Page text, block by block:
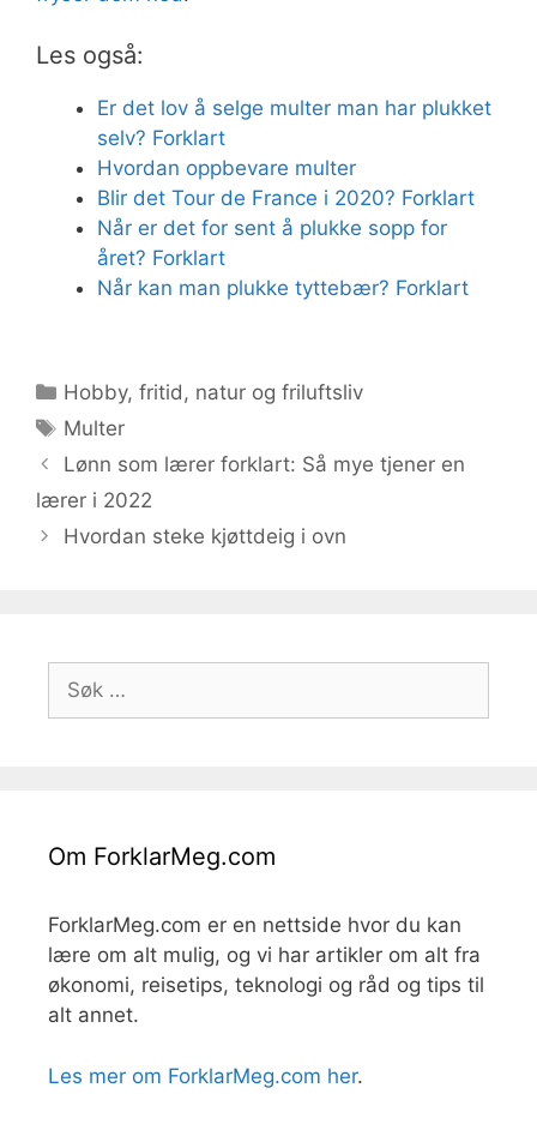
Les også:
Er det lov å selge multer man har plukket
selv? Forklart
Hvordan oppbevare multer
Blir det Tour de France i 2020? Forklart
Når er det for sent å plukke sopp for
året? Forklart
Når kan man plukke tyttebær? Forklart
Kategorier
Hobby, fritid, natur og friluftsliv
Stikkord
Multer
Lønn som lærer forklart: Så mye tjener en
lærer i 2022
Hvordan steke kjøttdeig i ovn
Søk
etter:
Om ForklarMeg.com
ForklarMeg.com er en nettside hvor du kan
lære om alt mulig, og vi har artikler om alt fra
økonomi, reisetips, teknologi og råd og tips til
alt annet.
Les mer om ForklarMeg.com her.